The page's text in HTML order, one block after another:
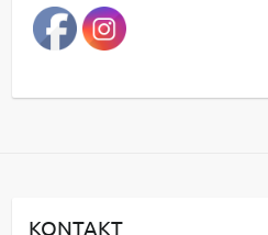
a
g
a
v
KONTAKT